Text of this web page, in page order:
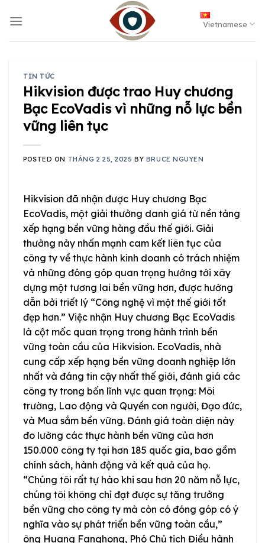
Vietnamese
TIN TỨC
Hikvision được trao Huy chương
Bạc EcoVadis vì những nỗ lực bền
vững liên tục
POSTED ON THÁNG 2 25, 2025 BY BRUCE NGUYEN
Hikvision đã nhận được Huy chương Bạc
EcoVadis, một giải thưởng danh giá từ nền tảng
xếp hạng bền vững hàng đầu thế giới. Giải
thưởng này nhấn mạnh cam kết liên tục của
công ty về thực hành kinh doanh có trách nhiệm
và những đóng góp quan trọng hướng tới xây
dựng một tương lai bền vững hơn, được hướng
dẫn bởi triết lý “Công nghệ vì một thế giới tốt
đẹp hơn.” Việc nhận Huy chương Bạc EcoVadis
là cột mốc quan trọng trong hành trình bền
vững toàn cầu của Hikvision. EcoVadis, nhà
cung cấp xếp hạng bền vững doanh nghiệp lớn
nhất và đáng tin cậy nhất thế giới, đánh giá các
công ty trong bốn lĩnh vực quan trọng: Môi
trường, Lao động và Quyền con người, Đạo đức,
và Mua sắm bền vững. Đánh giá toàn diện này
đo lường các thực hành bền vững của hơn
150.000 công ty tại hơn 185 quốc gia, bao gồm
chính sách, hành động và kết quả của họ.
“Chúng tôi rất tự hào khi sau hơn 20 năm nỗ lực,
chúng tôi không chỉ đạt được sự tăng trưởng
bền vững cho công ty mà còn có đóng góp có ý
nghĩa vào sự phát triển bền vững toàn cầu,”
ông Huang Fanghong, Phó Chủ tịch Điều hành